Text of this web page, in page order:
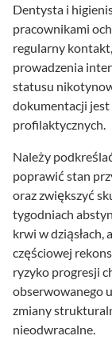
Dentysta i
pracownikami
regularny
prowadzenia
statusu
dokumentacji
profilaktycznych.
Należy
poprawić stan
oraz zwiększyć
tygodniach
krwi w dziąsłach,
częściowej
ryzyko progresji
obserwowanego
zmiany
nieodwracalne.